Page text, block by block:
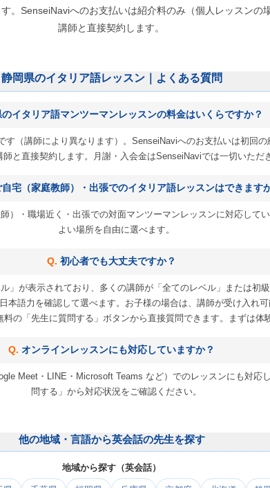
。SenseiNaviへのお支払いは紹介料のみ（個人レッスンの
講師と直接契約します。
静岡県のイタリア語レッスン｜よくある質問
イタリア語マンツーマンレッスンの料金はいくらですか？
（講師により異なります）。SenseiNaviへのお支払いは初回の
と直接契約します。月謝・入会金はSenseiNaviでは一切いただ
宅（家庭教師）・出張でのイタリア語レッスンはできます
）・職場近く・出張での対面マンツーマンレッスンに対応して
よい場所を自由に選べます。
初心者でも大丈夫ですか？
」が表示されており、多くの講師が「全てのレベル」または初
本語力を確認して選べます。お子様の場合は、講師が受け入れ
の「先生に質問する」ボタンから直接質問できます。まずは体
オンラインレッスンにも対応していますか？
Meet・LINE・Microsoft Teams など）でのレッスンにも対応
問する」から対応状況をご確認ください。
他の地域・言語から英会話の先生を探す
地域から探す（英会話）